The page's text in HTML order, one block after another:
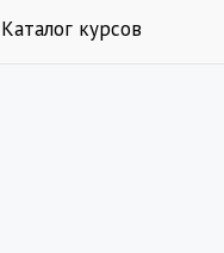
Каталог курсов